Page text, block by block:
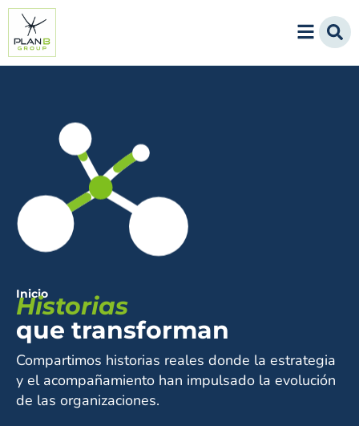
Inicio
Historias
que transforman
Compartimos historias reales donde la estrategia
y el acompañamiento han impulsado la evolución
de las organizaciones.